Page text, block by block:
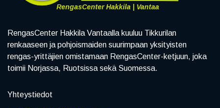
RengasCenter Hakkila | Vantaa
RengasCenter Hakkila Vantaalla kuuluu Tikkurilan
renkaaseen ja pohjoismaiden suurimpaan yksityisten
rengas-yrittäjien omistamaan RengasCenter-ketjuun, joka
toimii Norjassa, Ruotsissa sekä Suomessa.
Yhteystiedot